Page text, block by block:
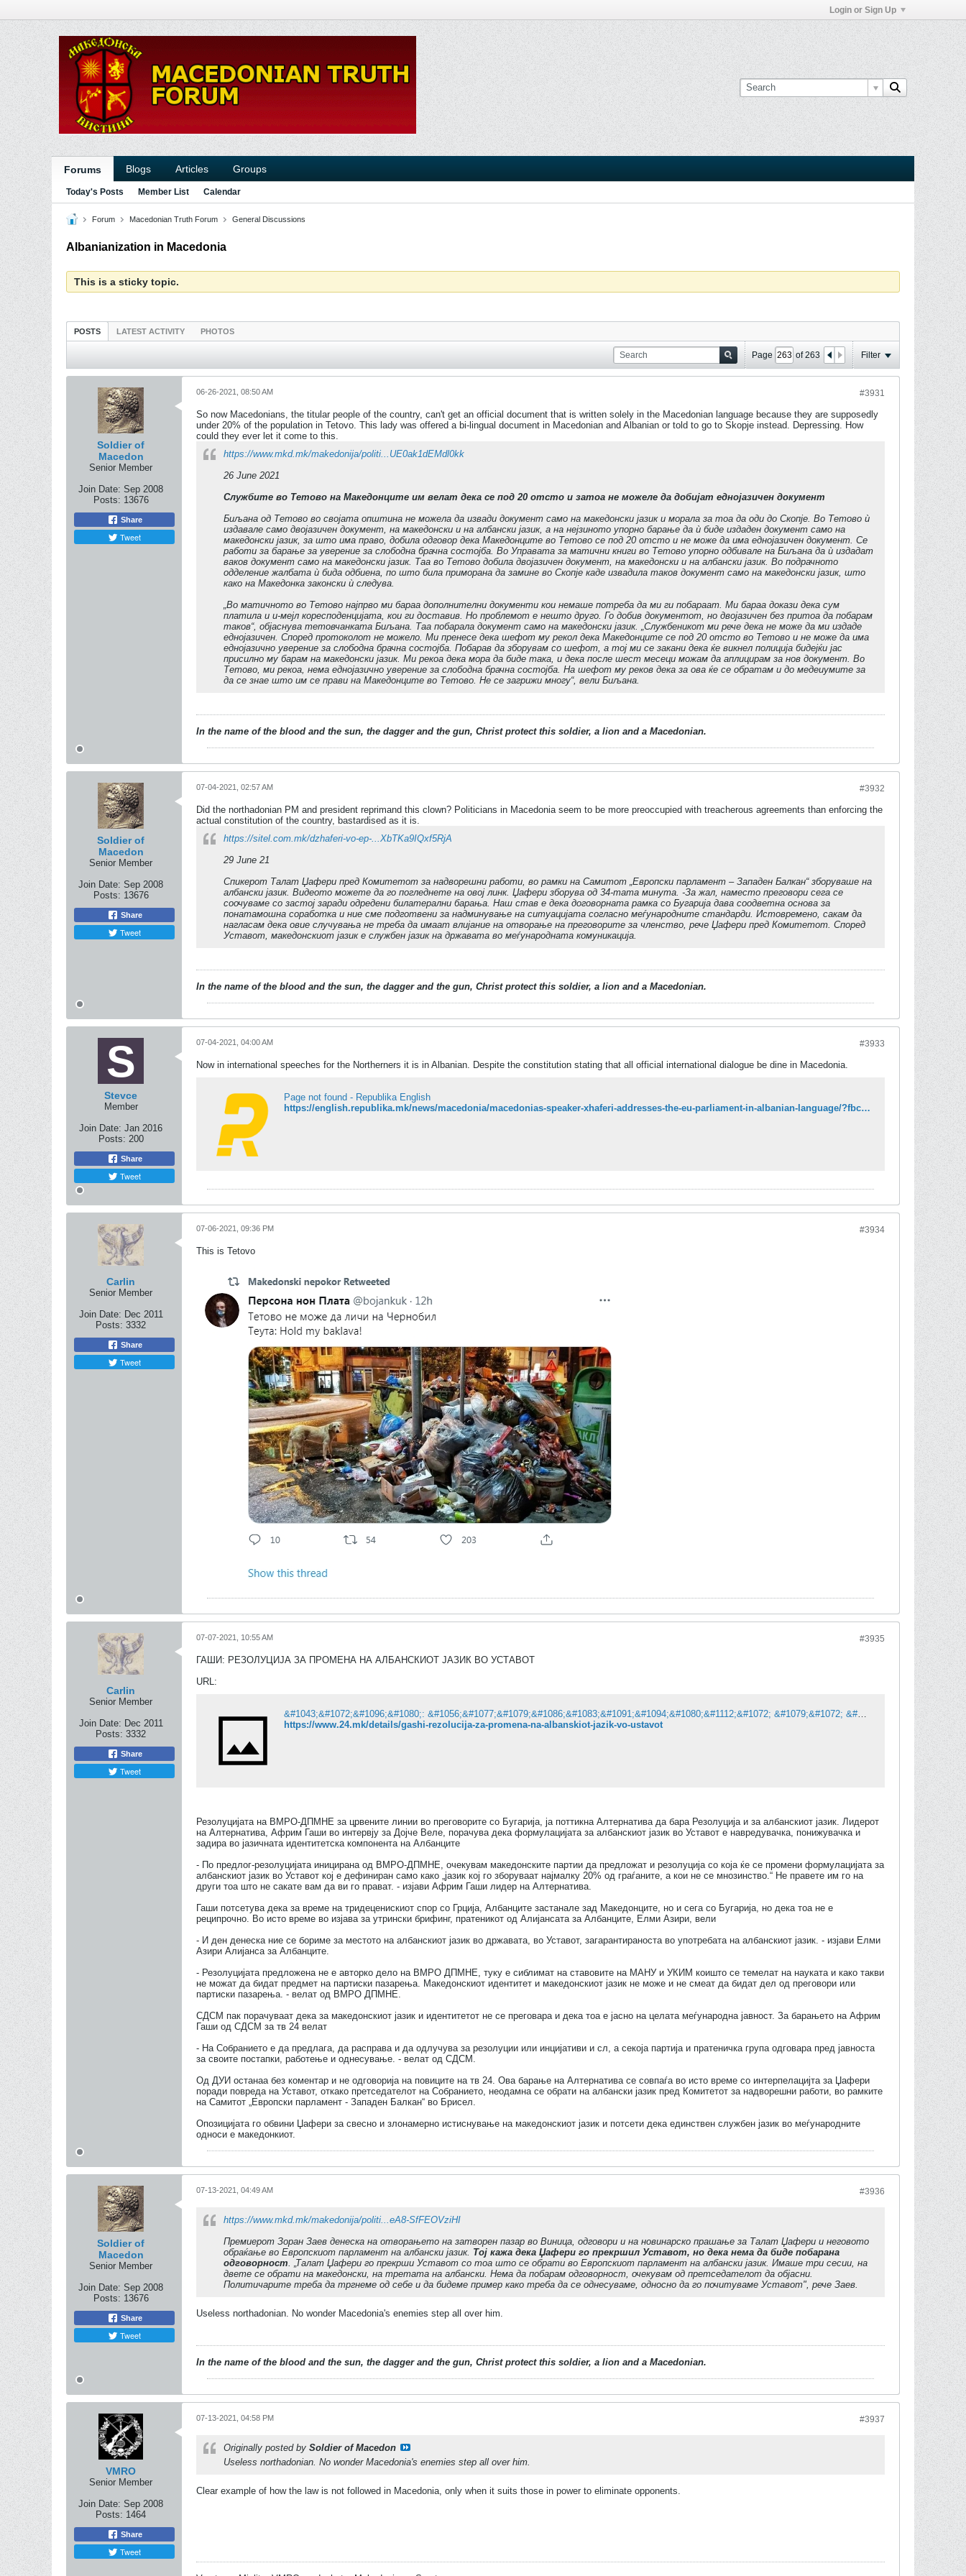
Login or Sign Up
Forums Blogs Articles Groups
Today's Posts Member List Calendar
Forum Macedonian Truth Forum General Discussions
Albanianization in Macedonia
This is a sticky topic.
POSTS LATEST ACTIVITY PHOTOS
Page of263 Filter
Soldier of
Macedon
Senior Member
Join Date: Sep 2008
Posts: 13676
Share
Tweet
#3931
06-26-2021, 08:50 AM
So now Macedonians, the titular people of the country, can't get an official document that is written solely in the Macedonian language because they are supposedly
under 20% of the population in Tetovo. This lady was offered a bi-lingual document in Macedonian and Albanian or told to go to Skopje instead. Depressing. How
could they ever let it come to this.
https://www.mkd.mk/makedonija/politi...UE0ak1dEMdl0kk
26 June 2021
Службите во Тетово на Македонците им велат дека се под 20 отсто и затоа не можеле да добијат еднојазичен документ
Биљана од Тетово во својата општина не можела да извади документ само на македонски јазик и морала за тоа да оди до Скопје. Во Тетово ѝ
издавале само двојазичен документ, на македонски и на албански јазик, а на нејзиното упорно барање да ѝ биде издаден документ само на
македонски јазик, за што има право, добила одговор дека Македонците во Тетово се под 20 отсто и не може да има еднојазичен документ. Се
работи за барање за уверение за слободна брачна состојба. Во Управата за матични книги во Тетово упорно одбивале на Биљана да ѝ издадат
ваков документ само на македонски јазик. Таа во Тетово добила двојазичен документ, на македонски и на албански јазик. Во подрачното
одделение жалбата ѝ бида одбиена, по што била приморана да замине во Скопје каде извадила таков документ само на македонски јазик, што
како на Македонка законски ѝ следува.
„Во матичното во Тетово најпрво ми бараа дополнителни документи кои немаше потреба да ми ги побараат. Ми бараа докази дека сум
платила и и-мејл коресподенцијата, кои ги доставив. Но проблемот е нешто друго. Го добив документот, но двојазичен без притоа да побарам
таков“, објаснува тетовчанката Биљана. Таа побарала документ само на македонски јазик. „Службеникот ми рече дека не може да ми издаде
еднојазичен. Според протоколот не можело. Ми пренесе дека шефот му рекол дека Македонците се под 20 отсто во Тетово и не може да има
еднојазично уверение за слободна брачна состојба. Побарав да зборувам со шефот, а тој ми се закани дека ќе викнел полиција бидејќи јас
присилно му барам на македонски јазик. Ми рекоа дека мора да биде така, и дека после шест месеци можам да аплицирам за нов документ. Во
Тетово, ми рекоа, нема еднојазично уверение за слободна брачна состојба. На шефот му реков дека за ова ќе се обратам и до медеиумите за
да се знае што им се прави на Македонците во Тетово. Не се загрижи многу“, вели Биљана.
In the name of the blood and the sun, the dagger and the gun, Christ protect this soldier, a lion and a Macedonian.
Soldier of
Macedon
Senior Member
Join Date: Sep 2008
Posts: 13676
Share
Tweet
#3932
07-04-2021, 02:57 AM
Did the northadonian PM and president reprimand this clown? Politicians in Macedonia seem to be more preoccupied with treacherous agreements than enforcing the
actual constitution of the country, bastardised as it is.
https://sitel.com.mk/dzhaferi-vo-ep-...XbTKa9IQxf5RjA
29 June 21
Спикерот Талат Џафери пред Комитетот за надворешни работи, во рамки на Самитот „Европски парламент – Западен Балкан“ зборуваше на
албански јазик. Видеото можете да го погледнете на овој линк. Џафери зборува од 34-тата минута. -За жал, наместо преговори сега се
соочуваме со застој заради одредени билатерални барања. Наш став е дека договорната рамка со Бугарија дава соодветна основа за
понатамошна соработка и ние сме подготвени за надминување на ситуацијата согласно меѓународните стандарди. Истовремено, сакам да
нагласам дека овие случувања не треба да имаат влијание на отворање на преговорите за членство, рече Џафери пред Комитетот. Според
Уставот, македонскиот јазик е службен јазик на државата во меѓународната комуникација.
In the name of the blood and the sun, the dagger and the gun, Christ protect this soldier, a lion and a Macedonian.
Stevce
Member
Join Date: Jan 2016
Posts: 200
Share
Tweet
#3933
07-04-2021, 04:00 AM
Now in international speeches for the Northerners it is in Albanian. Despite the constitution stating that all official international dialogue be dine in Macedonia.
Page not found - Republika English
https://english.republika.mk/news/macedonia/macedonias-speaker-xhaferi-addresses-the-eu-parliament-in-albanian-language/?fbclid=IwAR3XfaJMDNa23aFyjZyVsKrf3BsD7t0rUbvE0PaWVrN5MKm5W9apwNDYlrU
Carlin
Senior Member
Join Date: Dec 2011
Posts: 3332
Share
Tweet
#3934
07-06-2021, 09:36 PM
This is Tetovo
Carlin
Senior Member
Join Date: Dec 2011
Posts: 3332
Share
Tweet
#3935
07-07-2021, 10:55 AM
ГАШИ: РЕЗОЛУЦИЈА ЗА ПРОМЕНА НА АЛБАНСКИОТ ЈАЗИК ВО УСТАВОТ
URL:
&#1043;&#1072;&#1096;&#1080;: &#1056;&#1077;&#1079;&#1086;&#1083;&#1091;&#1094;&#1080;&#1112;&#1072; &#1079;&#1072; &#1087;&#1088;&#1086;&#1084;&#1077;&#1085;&#1072; &#1085;&#1072; &#1072;&#1083;&#1073;&#1072;&#1085;&#1089;&#1082;&#1080;&#1086;&#1090; &#1112;&#1072;&#1079;&#1080;&#1082; &#1074;&#1086; &#1059;&#1089;&#1090;&#1072;&#1074;&#1086;&#1090;
https://www.24.mk/details/gashi-rezolucija-za-promena-na-albanskiot-jazik-vo-ustavot
Резолуцијата на ВМРО-ДПМНЕ за црвените линии во преговорите со Бугарија, ја поттикна Алтернатива да бара Резолуција и за албанскиот јазик. Лидерот
на Алтернатива, Африм Гаши во интервју за Дојче Веле, порачува дека формулацијата за албанскиот јазик во Уставот е навредувачка, понижувачка и
задира во јазичната идентитетска компонента на Албанците
- По предлог-резолуцијата иницирана од ВМРО-ДПМНЕ, очекувам македонските партии да предложат и резолуција со која ќе се промени формулацијата за
албанскиот јазик во Уставот кој е дефиниран само како „јазик кој го зборуваат најмалку 20% од граѓаните, а кои не се мнозинство.“ Не правете им го на
други тоа што не сакате вам да ви го прават. - изјави Африм Гаши лидер на Алтернатива.
Гаши потсетува дека за време на тридеценискиот спор со Грција, Албанците застанале зад Македонците, но и сега со Бугарија, но дека тоа не е
реципрочно. Во исто време во изјава за утрински брифинг, пратеникот од Алијансата за Албанците, Елми Азири, вели
- И ден денеска ние се бориме за местото на албанскиот јазик во државата, во Уставот, загарантираноста во употребата на албанскиот јазик. - изјави Елми
Азири Алијанса за Албанците.
- Резолуцијата предложена не е авторко дело на ВМРО ДПМНЕ, туку е сиблимат на ставовите на МАНУ и УКИМ коишто се темелат на науката и како такви
не можат да бидат предмет на партиски пазарења. Македонскиот идентитет и македонскиот јазик не може и не смеат да бидат дел од преговори или
партиски пазарења. - велат од ВМРО ДПМНЕ.
СДСМ пак порачуваат дека за македонскиот јазик и идентитетот не се преговара и дека тоа е јасно на целата меѓународна јавност. За барањето на Африм
Гаши од СДСМ за тв 24 велат
- На Собранието е да предлага, да расправа и да одлучува за резолуции или инцијативи и сл, а секоја партија и пратеничка група одговара пред јавноста
за своите постапки, работење и однесување. - велат од СДСМ.
Од ДУИ останаа без коментар и не одговорија на повиците на тв 24. Ова барање на Алтернатива се совпаѓа во исто време со интерпелацијта за Џафери
поради повреда на Уставот, откако претседателот на Собранието, неодамна се обрати на албански јазик пред Комитетот за надворешни работи, во рамките
на Самитот „Европски парламент - Западен Балкан“ во Брисел.
Опозицијата го обвини Џафери за свесно и злонамерно истиснување на македонскиот јазик и потсети дека единствен службен јазик во меѓународните
односи е македонкиот.
Soldier of
Macedon
Senior Member
Join Date: Sep 2008
Posts: 13676
Share
Tweet
#3936
07-13-2021, 04:49 AM
https://www.mkd.mk/makedonija/politi...eA8-SfFEOVziHI
Премиерот Зоран Заев денеска на отворањето на затворен пазар во Виница, одговори и на новинарско прашање за Талат Џафери и неговото
обраќање во Европскиот парламент на албански јазик. Тој кажа дека Џафери го прекршил Уставот, но дека нема да биде побарана
одговорност. „Талат Џафери го прекрши Уставот со тоа што се обрати во Европскиот парламент на албански јазик. Имаше три сесии, на
двете се обрати на македонски, на третата на албански. Нема да побарам одговорност, очекувам од претседателот да објасни.
Политичарите треба да тргнеме од себе и да бидеме пример како треба да се однесуваме, односно да го почитуваме Уставот", рече Заев.
Useless northadonian. No wonder Macedonia's enemies step all over him.
In the name of the blood and the sun, the dagger and the gun, Christ protect this soldier, a lion and a Macedonian.
VMRO
Senior Member
Join Date: Sep 2008
Posts: 1464
Share
Tweet
#3937
07-13-2021, 04:58 PM
Originally posted by Soldier of Macedon
Useless northadonian. No wonder Macedonia's enemies step all over him.
Clear example of how the law is not followed in Macedonia, only when it suits those in power to eliminate opponents.